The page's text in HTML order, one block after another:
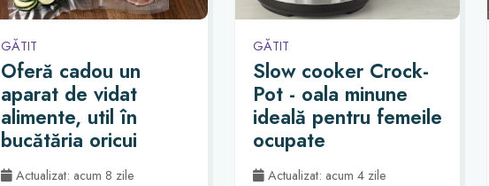
GĂTIT
Oferă cadou un
aparat de vidat
alimente, util în
bucătăria oricui
Actualizat: acum 8 zile
GĂTIT
Slow cooker Crock-
Pot - oala minune
ideală pentru femeile
ocupate
Actualizat: acum 4 zile